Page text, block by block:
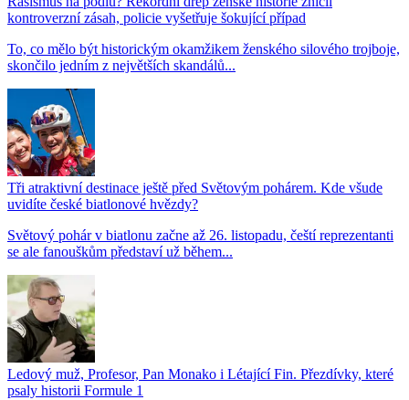
kontroverzní zásah, policie vyšetřuje šokující případ
To, co mělo být historickým okamžikem ženského silového trojboje,
skončilo jedním z největších skandálů...
Tři atraktivní destinace ještě před Světovým pohárem. Kde všude
uvidíte české biatlonové hvězdy?
Světový pohár v biatlonu začne až 26. listopadu, čeští reprezentanti
se ale fanouškům představí už během...
Ledový muž, Profesor, Pan Monako i Létající Fin. Přezdívky, které
psaly historii Formule 1